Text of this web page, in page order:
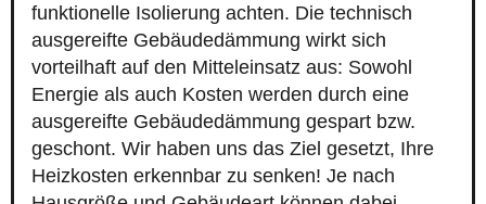
funktionelle Isolierung achten. Die technisch
ausgereifte Gebäudedämmung wirkt sich
vorteilhaft auf den Mitteleinsatz aus: Sowohl
Energie als auch Kosten werden durch eine
ausgereifte Gebäudedämmung gespart bzw.
geschont. Wir haben uns das Ziel gesetzt, Ihre
Heizkosten erkennbar zu senken! Je nach